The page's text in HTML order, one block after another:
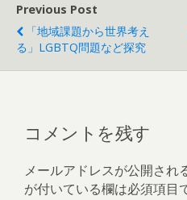
Previous Post
「地域課題から世界考え
る」LGBTQ問題など探究
コメントを残す
メールアドレスが公開され
が付いている欄は必須項目